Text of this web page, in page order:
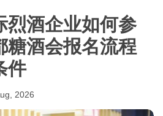
烈酒企业如何参
糖酒会报名流程
件
2026